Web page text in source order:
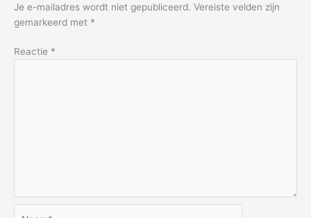
Je e-mailadres wordt niet gepubliceerd. Vereiste velden zijn
gemarkeerd met *
Reactie *